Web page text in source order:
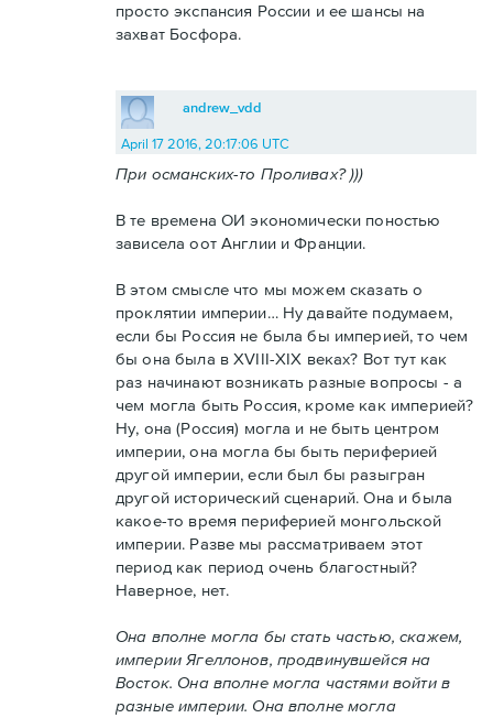
просто экспансия России и ее шансы на
захват Босфора.
andrew_vdd
April 17 2016, 20:17:06 UTC
При османских-то Проливах? )))
В те времена ОИ экономически поностью
зависела оот Англии и Франции.
В этом смысле что мы можем сказать о
проклятии империи… Ну давайте подумаем,
если бы Россия не была бы империей, то чем
бы она была в XVIII-XIX веках? Вот тут как
раз начинают возникать разные вопросы - а
чем могла быть Россия, кроме как империей?
Ну, она (Россия) могла и не быть центром
империи, она могла бы быть периферией
другой империи, если был бы разыгран
другой исторический сценарий. Она и была
какое-то время периферией монгольской
империи. Разве мы рассматриваем этот
период как период очень благостный?
Наверное, нет.
Она вполне могла бы стать частью, скажем,
империи Ягеллонов, продвинувшейся на
Восток. Она вполне могла частями войти в
разные империи. Она вполне могла